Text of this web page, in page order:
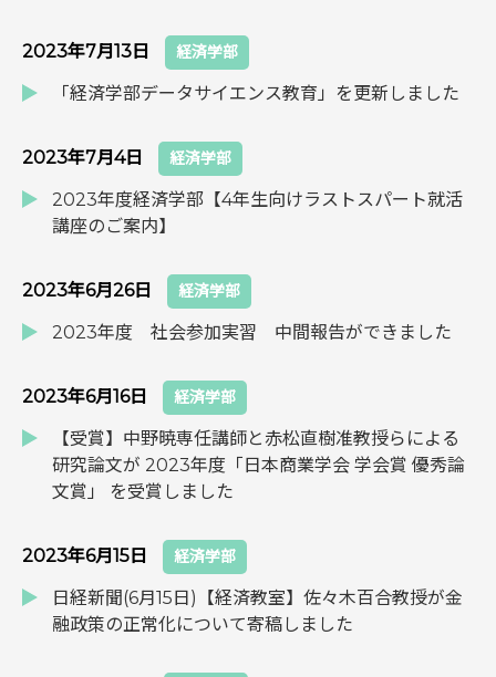
2023年7月13日 経済学部
「経済学部データサイエンス教育」を更新しました
2023年7月4日 経済学部
2023年度経済学部【4年生向けラストスパート就活
講座のご案内】
2023年6月26日 経済学部
2023年度 社会参加実習 中間報告ができました
2023年6月16日 経済学部
【受賞】中野暁専任講師と赤松直樹准教授らによる
研究論文が 2023年度「日本商業学会 学会賞 優秀論
文賞」 を受賞しました
2023年6月15日 経済学部
日経新聞(6月15日)【経済教室】佐々木百合教授が金
融政策の正常化について寄稿しました